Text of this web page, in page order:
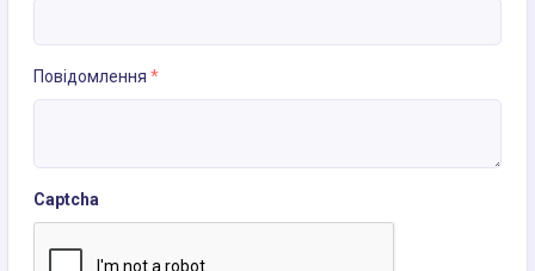
Повідомлення *
Captcha